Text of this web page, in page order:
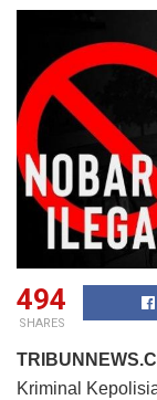
494
SHARES
Kriminal